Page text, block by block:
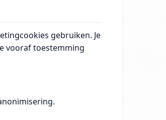
gebruiken. Je
vooraf toestemming